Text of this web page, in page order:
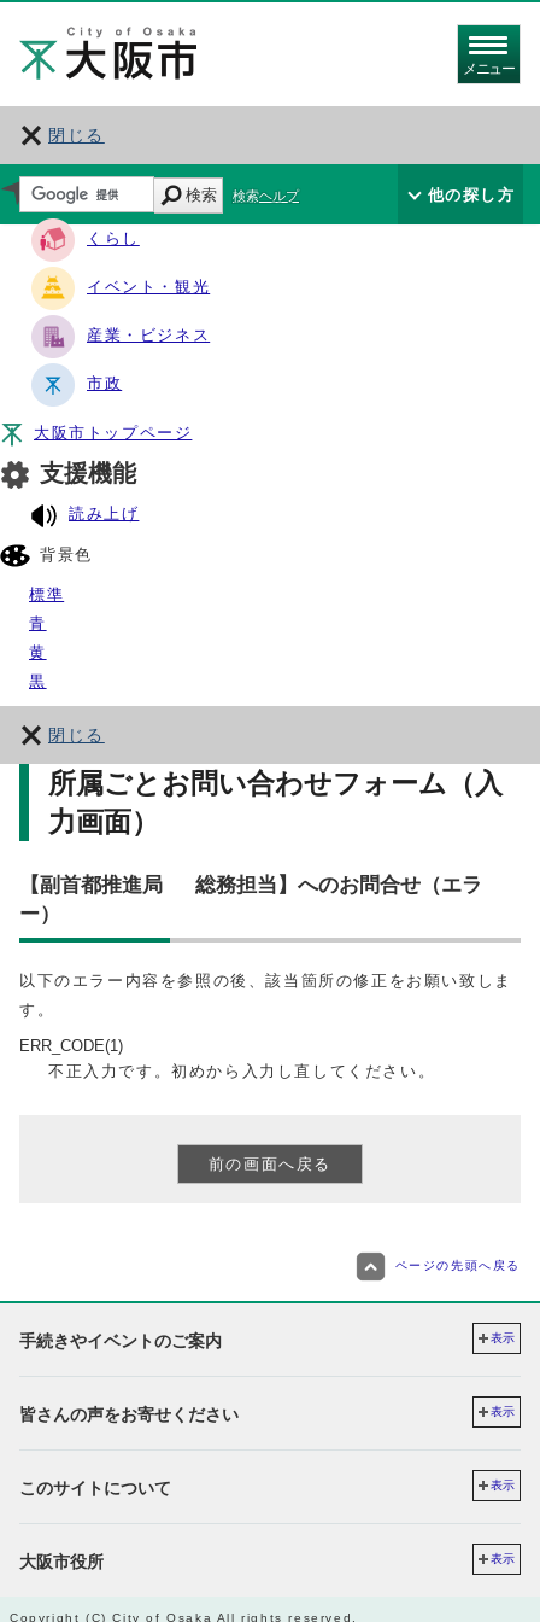
メニュー
閉じる
サイト・ナビ
くらし
イベント・観光
産業・ビジネス
市政
大阪市トップページ
支援機能
読み上げ
背景色
標準
青
黄
黒
閉じる
検索 検索ヘルプ 他の探し方
所属ごとお問い合わせフォーム（入
力画面）
【副首都推進局 総務担当】へのお問合せ（エラ
ー）
以下のエラー内容を参照の後、該当箇所の修正をお願い致しま
す。
ERR_CODE(1)
不正入力です。初めから入力し直してください。
ページの先頭へ戻る
手続きやイベントのご案内 表示
皆さんの声をお寄せください 表示
このサイトについて 表示
大阪市役所 表示
Copyright (C) City of Osaka All rights reserved.